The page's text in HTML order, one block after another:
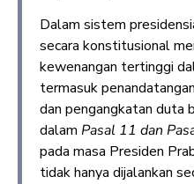
Dalam sistem
secara konstitusional
kewenangan tertinggi
termasuk
dan pengangkatan duta
dalam Pasal 11 dan
pada masa Presiden
tidak hanya dijalankan